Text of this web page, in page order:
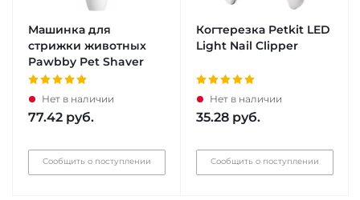
Машинка для
стрижки животных
Pawbby Pet Shaver
Нет в наличии
77.42 руб.
Сообщить о поступлении
Когтерезка Petkit LED
Light Nail Clipper
Нет в наличии
35.28 руб.
Сообщить о поступлении